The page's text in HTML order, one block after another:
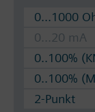
0...1000
0...20 mA
0..100%
0..100%
2-Punkt